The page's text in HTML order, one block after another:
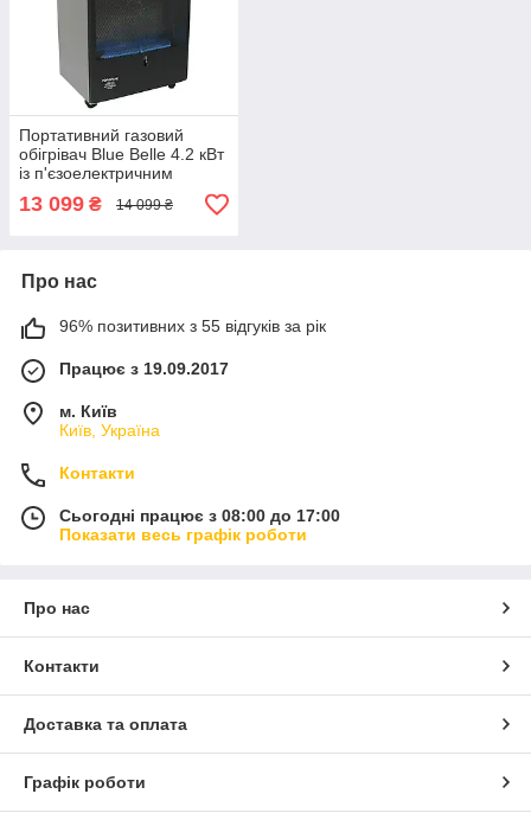
Портативний газовий
обігрівач Blue Belle 4.2 кВт
із п'єзоелектричним
запалюванням,
автономний газовий камін
13 099 ₴ 14 099 ₴
Про нас
96% позитивних з 55 відгуків за рік
Працює з 19.09.2017
м. Київ
Київ, Україна
Контакти
Сьогодні працює з 08:00 до 17:00
Показати весь графік роботи
Про нас
Контакти
Доставка та оплата
Графік роботи